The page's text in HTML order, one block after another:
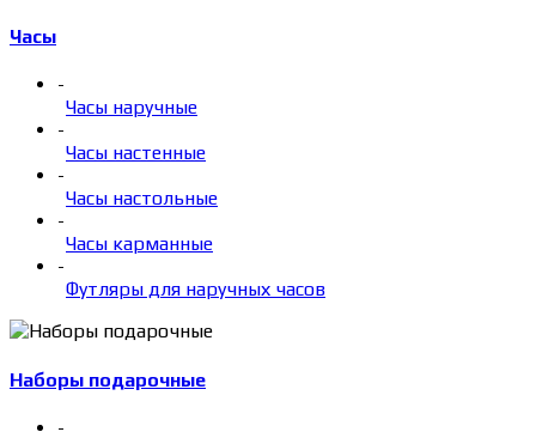
Часы
-
Часы наручные
-
Часы настенные
-
Часы настольные
-
Часы карманные
-
Футляры для наручных часов
Наборы подарочные
-